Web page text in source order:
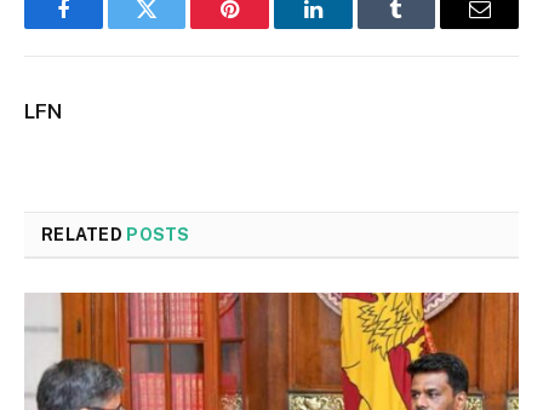
FacebookTwitter Pinterest LinkedInTumblr Email
LFN
RELATED POSTS